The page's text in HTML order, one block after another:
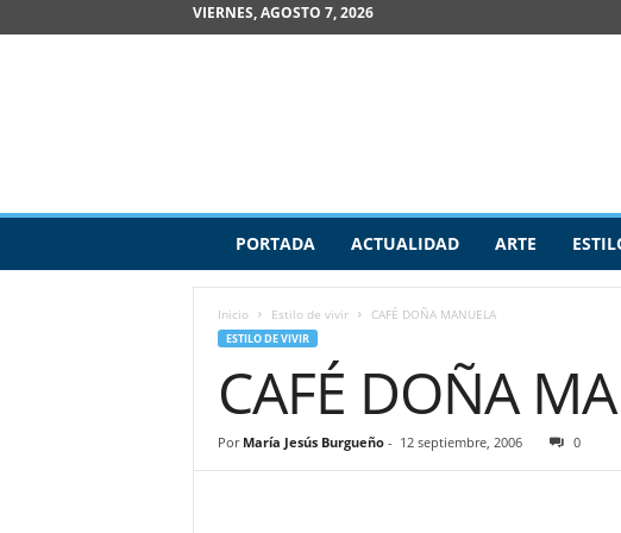
VIERNES, AGOSTO 7, 2026
v
PORTADA ACTUALIDAD ARTE
Inicio Estilo de vivir CAFÉ DOÑA MANUELA
ESTILO DE VIVIR
CAFÉ DOÑA
Por María Jesús Burgueño- 12 septiembre, 2006 0